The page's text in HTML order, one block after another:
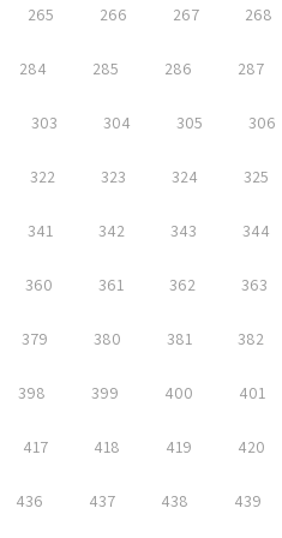
265 266 267 268
284 285 286 287
303 304 305 306
322 323 324 325
341 342 343 344
360 361 362 363
379 380 381 382
398 399 400 401
417 418 419 420
436 437 438 439